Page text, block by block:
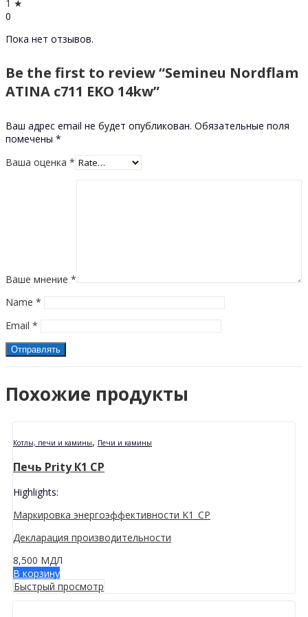
1 ★
0
Пока нет отзывов.
Be the first to review “Semineu Nordflam
ATINA c711 EKO 14kw”
Ваш адрес email не будет опубликован. Обязательные поля
помечены *
Ваша оценка *
Ваше мнение *
Name *
Email *
Похожие продукты
Котлы, печи и камины, Печи и камины
Печь Prity К1 CP
Highlights:
Маркировка энергоэффективности K1_CP
Декларация производительности
8,500 МДЛ
В корзину
Быстрый просмотр